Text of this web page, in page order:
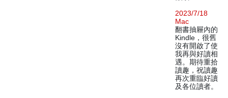
2023/7/18
Mac
翻書抽屜內的
Kindle，很舊
沒有開啟了使
我再與好讀相
遇。期待重拾
讀趣，祝讀趣
再次重臨好讀
及各位讀者。